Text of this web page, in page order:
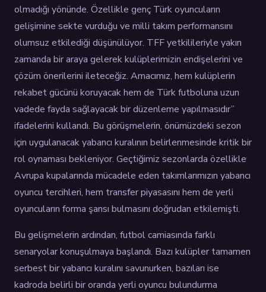
olmadığı yönünde. Özellikle genç Türk oyuncuların
gelişimine sekte vurduğu ve milli takım performansını
olumsuz etkilediği düşünülüyor. TFF yetkilileriyle yakın
zamanda bir araya gelerek kulüplerimizin endişelerini ve
çözüm önerilerini ileteceğiz. Amacımız, hem kulüplerin
rekabet gücünü koruyacak hem de Türk futboluna uzun
vadede fayda sağlayacak bir düzenleme yapılmasıdır”
ifadelerini kullandı. Bu görüşmelerin, önümüzdeki sezon
için uygulanacak yabancı kuralının belirlenmesinde kritik bir
rol oynaması bekleniyor. Geçtiğimiz sezonlarda özellikle
Avrupa kupalarında mücadele eden takımlarımızın yabancı
oyuncu tercihleri, hem transfer piyasasını hem de yerli
oyuncuların forma şansı bulmasını doğrudan etkilemişti.
Bu gelişmelerin ardından, futbol camiasında farklı
senaryolar konuşulmaya başlandı. Bazı kulüpler tamamen
serbest bir yabancı kuralını savunurken, bazıları ise
kadroda belirli bir oranda yerli oyuncu bulundurma